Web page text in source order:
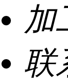
加
联